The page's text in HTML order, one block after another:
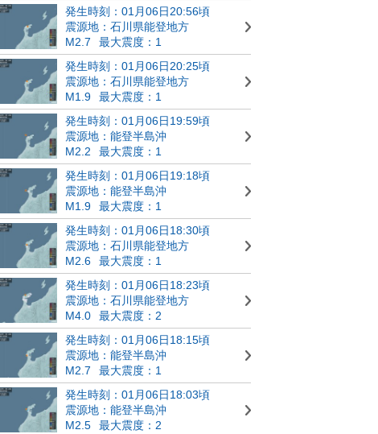
発生時刻：01月06日20:56頃
震源地：石川県能登地方
M2.7
最大震度：1
発生時刻：01月06日20:25頃
震源地：石川県能登地方
M1.9
最大震度：1
発生時刻：01月06日19:59頃
震源地：能登半島沖
M2.2
最大震度：1
発生時刻：01月06日19:18頃
震源地：能登半島沖
M1.9
最大震度：1
発生時刻：01月06日18:30頃
震源地：石川県能登地方
M2.6
最大震度：1
発生時刻：01月06日18:23頃
震源地：石川県能登地方
M4.0
最大震度：2
発生時刻：01月06日18:15頃
震源地：能登半島沖
M2.7
最大震度：1
発生時刻：01月06日18:03頃
震源地：能登半島沖
M2.5
最大震度：2